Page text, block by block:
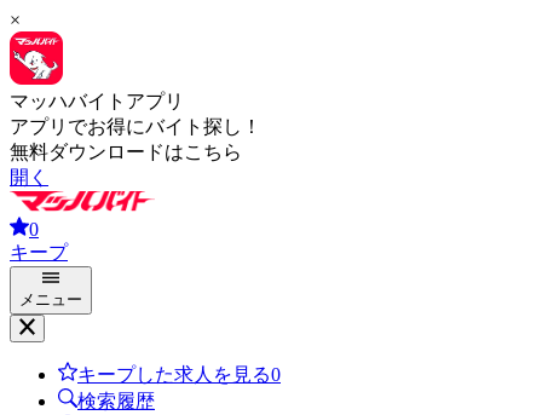
×
マッハバイトアプリ
アプリでお得にバイト探し！
無料ダウンロードはこちら
開く
0
キープ
メニュー
キープした求人を見る0
検索履歴